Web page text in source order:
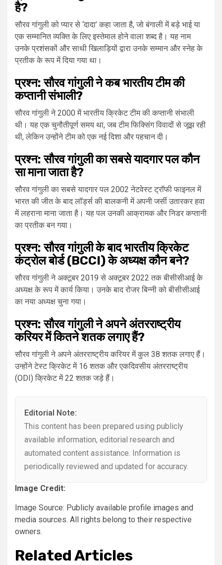
है?
सौरव गांगुली को प्यार से ‘दादा’ कहा जाता है, जो बंगाली में बड़े भाई या
एक सम्मानित व्यक्ति के लिए इस्तेमाल होने वाला शब्द है। यह नाम
उनके प्रशंसकों और साथी खिलाड़ियों द्वारा उनके सम्मान और स्नेह के
प्रतीक के रूप में दिया गया था।
प्रश्न: सौरव गांगुली ने कब भारतीय टीम की
कप्तानी संभाली?
सौरव गांगुली ने 2000 में भारतीय क्रिकेट टीम की कप्तानी संभाली
थी। यह एक चुनौतीपूर्ण समय था, जब टीम फिक्सिंग विवादों से जूझ रही
थी, लेकिन उन्होंने टीम को एक नई दिशा और पहचान दी।
प्रश्न: सौरव गांगुली का सबसे यादगार पल कौन
सा माना जाता है?
सौरव गांगुली का सबसे यादगार पल 2002 नेटवेस्ट ट्रॉफी फाइनल में
भारत की जीत के बाद लॉर्ड्स की बालकनी में अपनी जर्सी उतारकर हवा
में लहराना माना जाता है। यह पल उनकी आक्रामक और निडर कप्तानी
का प्रतीक बन गया।
प्रश्न: सौरव गांगुली के बाद भारतीय क्रिकेट
कंट्रोल बोर्ड (BCCI) के अध्यक्ष कौन बने?
सौरव गांगुली ने अक्टूबर 2019 से अक्टूबर 2022 तक बीसीसीआई के
अध्यक्ष के रूप में कार्य किया। उनके बाद रोजर बिन्नी को बीसीसीआई
का नया अध्यक्ष चुना गया।
प्रश्न: सौरव गांगुली ने अपने अंतरराष्ट्रीय
करियर में कितने शतक लगाए हैं?
सौरव गांगुली ने अपने अंतरराष्ट्रीय करियर में कुल 38 शतक लगाए हैं।
उन्होंने टेस्ट क्रिकेट में 16 शतक और एकदिवसीय अंतरराष्ट्रीय
(ODI) क्रिकेट में 22 शतक जड़े हैं।
Editorial Note:
This content has been prepared using publicly
available information, editorial research and
automated content assistance. Information is
periodically reviewed and updated for accuracy.
Image Credit:
Image Source: Publicly available profile images and
media sources. All rights belong to their respective
owners.
Related Articles